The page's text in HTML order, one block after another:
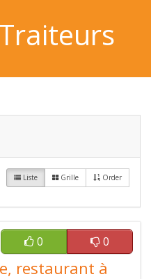
Liste Grille Order
0 0
restaurant à